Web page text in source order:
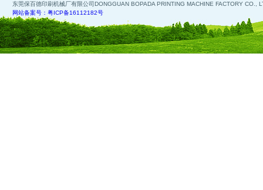
东莞保百德印刷机械厂有限公司DONGGUAN BOPADA PRINTING MACHINE FACTORY CO.,
网站备案号：粤ICP备16112182号